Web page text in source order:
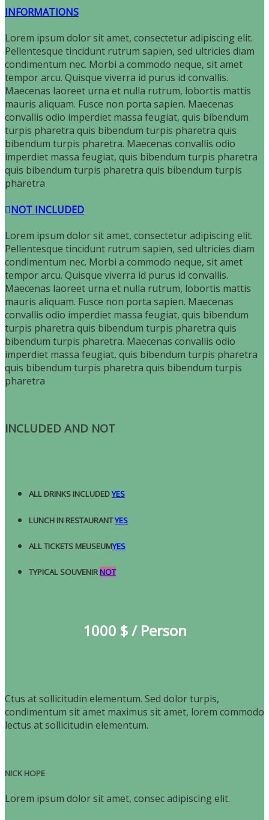
INFORMATIONS
Lorem ipsum dolor sit amet, consectetur adipiscing elit.
Pellentesque tincidunt rutrum sapien, sed ultricies diam
condimentum nec. Morbi a commodo neque, sit amet
tempor arcu. Quisque viverra id purus id convallis.
Maecenas laoreet urna et nulla rutrum, lobortis mattis
mauris aliquam. Fusce non porta sapien. Maecenas
convallis odio imperdiet massa feugiat, quis bibendum
turpis pharetra quis bibendum turpis pharetra quis
bibendum turpis pharetra. Maecenas convallis odio
imperdiet massa feugiat, quis bibendum turpis pharetra
quis bibendum turpis pharetra quis bibendum turpis
pharetra
NOT INCLUDED
Lorem ipsum dolor sit amet, consectetur adipiscing elit.
Pellentesque tincidunt rutrum sapien, sed ultricies diam
condimentum nec. Morbi a commodo neque, sit amet
tempor arcu. Quisque viverra id purus id convallis.
Maecenas laoreet urna et nulla rutrum, lobortis mattis
mauris aliquam. Fusce non porta sapien. Maecenas
convallis odio imperdiet massa feugiat, quis bibendum
turpis pharetra quis bibendum turpis pharetra quis
bibendum turpis pharetra. Maecenas convallis odio
imperdiet massa feugiat, quis bibendum turpis pharetra
quis bibendum turpis pharetra quis bibendum turpis
pharetra
INCLUDED AND NOT
ALL DRINKS INCLUDEDYES
LUNCH IN RESTAURANTYES
ALL TICKETS MEUSEUMYES
TYPICAL SOUVENIRNOT
1000 $ / Person
Ctus at sollicitudin elementum. Sed dolor turpis,
condimentum sit amet maximus sit amet, lorem commodo
lectus at sollicitudin elementum.
NICK HOPE
Lorem ipsum dolor sit amet, consec adipiscing elit.